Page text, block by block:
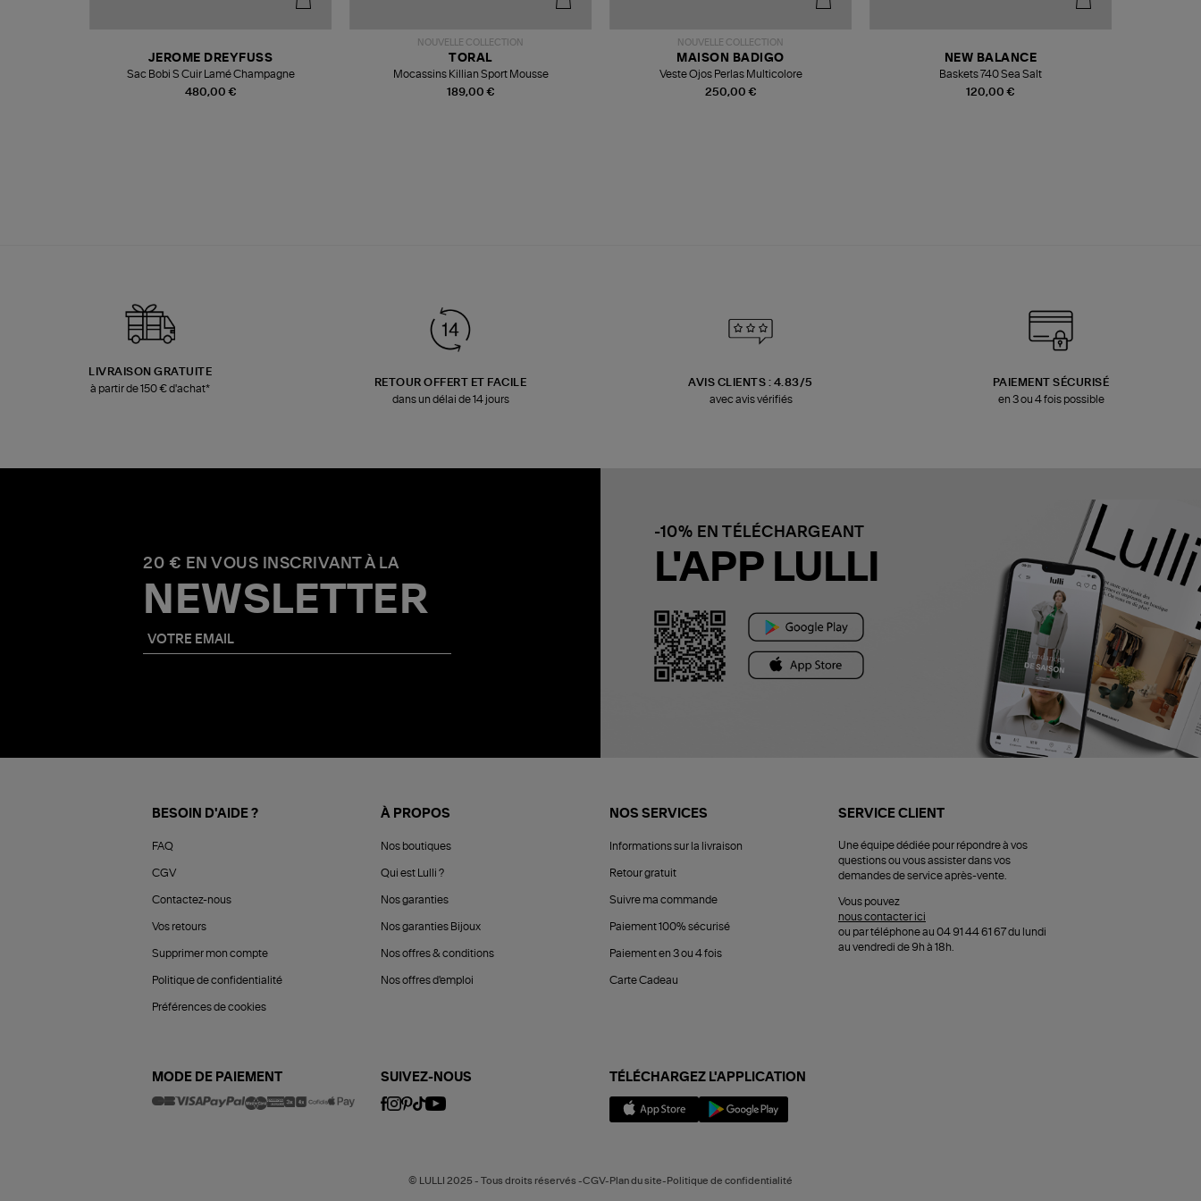
480,00 €
JEROME DREYFUSS
Sac Bobi S Cuir Lamé Champagne
NOUVELLE COLLECTION
189,00 €
TORAL
Mocassins Killian Sport Mousse
NOUVELLE COLLECTION
250,00 €
MAISON BADIGO
Veste Ojos Perlas Multicolore
120,00 €
NEW BALANCE
Baskets 740 Sea Salt
LIVRAISON GRATUITE
à partir de 150 € d'achat*
RETOUR OFFERT ET FACILE
dans un délai de 14 jours
AVIS CLIENTS : 4.83/5
avec avis vérifiés
PAIEMENT SÉCURISÉ
en 3 ou 4 fois possible
20 € EN VOUS INSCRIVANT À LA
NEWSLETTER
-10% EN TÉLÉCHARGEANT
L'APP LULLI
BESOIN D'AIDE ?
FAQ
CGV
Contactez-nous
Vos retours
Supprimer mon compte
Politique de confidentialité
Préférences de cookies
À PROPOS
Nos boutiques
Qui est Lulli ?
Nos garanties
Nos garanties Bijoux
Nos offres & conditions
Nos offres d'emploi
NOS SERVICES
Informations sur la livraison
Retour gratuit
Suivre ma commande
Paiement 100% sécurisé
Paiement en 3 ou 4 fois
Carte Cadeau
SERVICE CLIENT
Une équipe dédiée pour répondre à vos
questions ou vous assister dans vos
demandes de service après-vente.
Vous pouvez
nous contacter ici
ou par téléphone au 04 91 44 61 67 du lundi
au vendredi de 9h à 18h.
MODE DE PAIEMENT SUIVEZ-NOUS TÉLÉCHARGEZ L'APPLICATION
© LULLI 2025 - Tous droits réservés -CGV-Plan du site-Politique de confidentialité